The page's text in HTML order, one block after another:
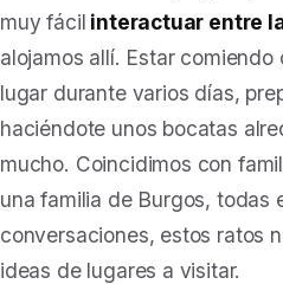
muy fácil interactuar entre
alojamos allí. Estar
lugar durante varios días,
haciéndote unos bocatas
mucho. Coincidimos con
una familia de Burgos, todas
conversaciones, estos ratos
ideas de lugares a visitar.